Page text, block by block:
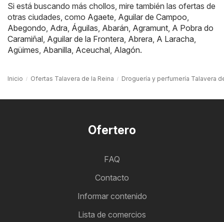
Si está buscando más chollos, mire también las ofertas de
otras ciudades, como Agaete Aguilar de Campoo
Abegondo Adra Águilas Abarán Agramunt A Pobra do
Caramiñal Aguilar de la Frontera Abrera A Laracha
Agüimes Abanilla Aceuchal Alagón.
Inicio Ofertas Talavera de la Reina Droguería y perfumería Talavera
Ofertero
FAQ
Contacto
Informar contenido
Lista de comercios